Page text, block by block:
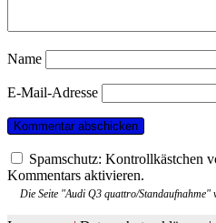
Name
E-Mail-Adresse
Spamschutz: Kontrollkästchen
Kommentars aktivieren.
Die Seite "Audi Q3 quattro/